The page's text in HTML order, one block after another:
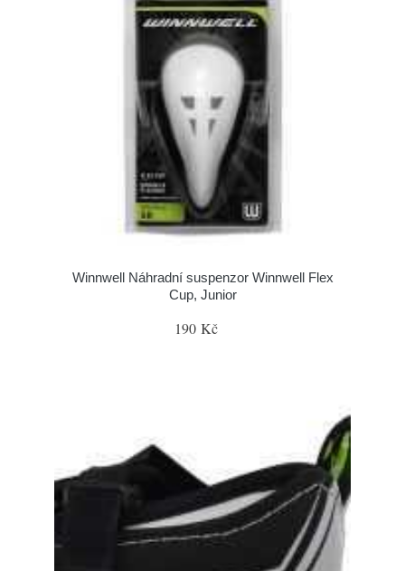
Winnwell Náhradní suspenzor Winnwell Flex
Cup, Junior
190 Kč